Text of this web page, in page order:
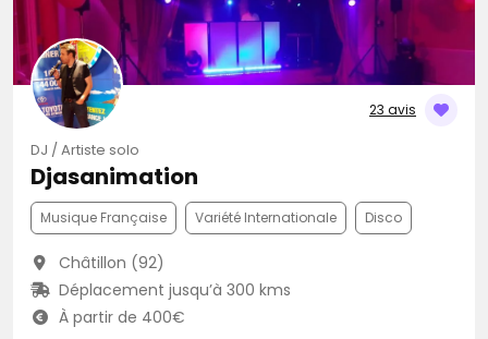
23 avis
DJ / Artiste solo
Djasanimation
Musique Française Variété Internationale Disco
Châtillon (92)
Déplacement jusqu’à 300 kms
À partir de 400€